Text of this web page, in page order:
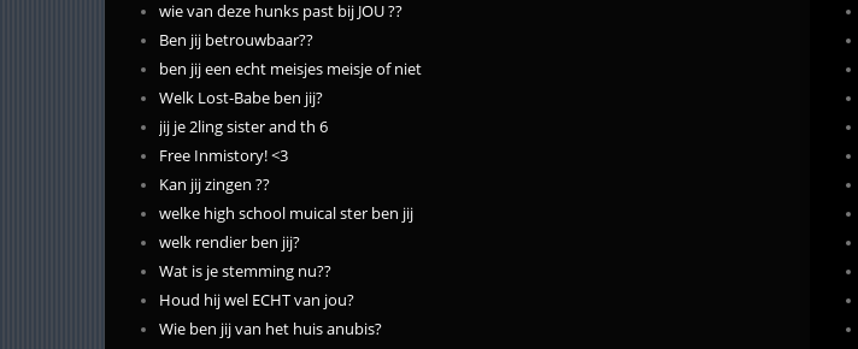
wie van deze hunks past bij JOU ??
Ben jij betrouwbaar??
ben jij een echt meisjes meisje of niet
Welk Lost-Babe ben jij?
jij je 2ling sister and th 6
Free Inmistory! <3
Kan jij zingen ??
welke high school muical ster ben jij
welk rendier ben jij?
Wat is je stemming nu??
Houd hij wel ECHT van jou?
Wie ben jij van het huis anubis?